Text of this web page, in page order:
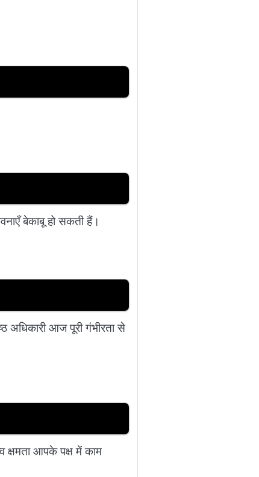
बेकाबू हो सकती हैं।
अधिकारी आज पूरी गंभीरता से
क्षमता आपके पक्ष में काम